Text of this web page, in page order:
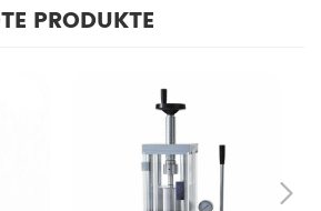
PRODUKTE